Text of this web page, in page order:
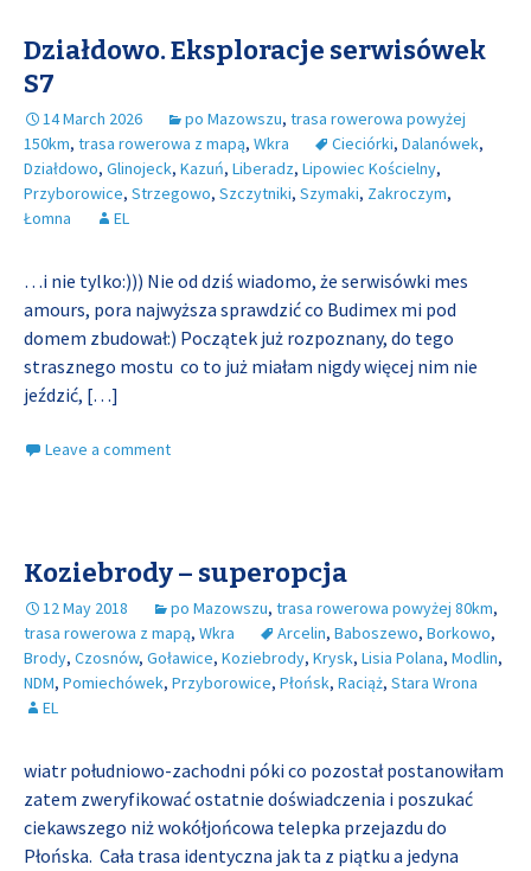
Działdowo. Eksploracje serwisówek
S7
14 March 2026 po Mazowszu, trasa rowerowa powyżej
150km, trasa rowerowa z mapą, Wkra Cieciórki, Dalanówek,
Działdowo, Glinojeck, Kazuń, Liberadz, Lipowiec Kościelny,
Przyborowice, Strzegowo, Szczytniki, Szymaki, Zakroczym,
Łomna
EL
…i nie tylko:))) Nie od dziś wiadomo, że serwisówki mes
amours, pora najwyższa sprawdzić co Budimex mi pod
domem zbudował:) Początek już rozpoznany, do tego
strasznego mostu co to już miałam nigdy więcej nim nie
jeździć, […]
Leave a comment
Koziebrody – superopcja
12 May 2018 po Mazowszu, trasa rowerowa powyżej 80km,
trasa rowerowa z mapą, Wkra Arcelin, Baboszewo, Borkowo,
Brody, Czosnów, Goławice, Koziebrody, Krysk, Lisia Polana, Modlin,
NDM, Pomiechówek, Przyborowice, Płońsk, Raciąż, Stara Wrona
EL
wiatr południowo-zachodni póki co pozostał postanowiłam
zatem zweryfikować ostatnie doświadczenia i poszukać
ciekawszego niż wokółjońcowa telepka przejazdu do
Płońska. Cała trasa identyczna jak ta z piątku a jedyna